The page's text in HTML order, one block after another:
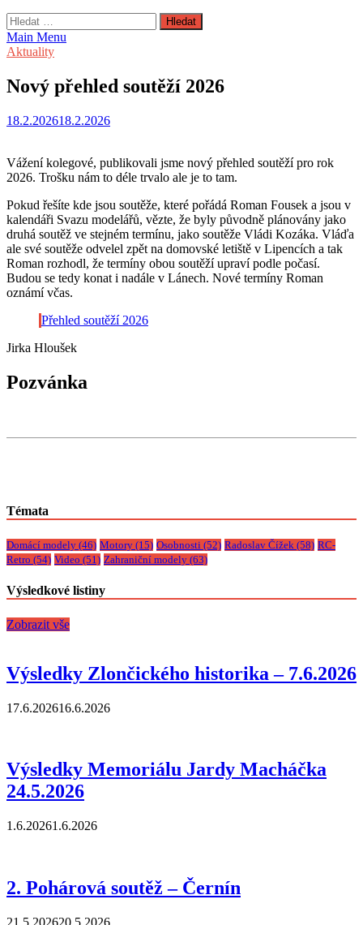
Vyhledávání
Main Menu
Aktuality
Nový přehled soutěží 2026
18.2.202618.2.2026
Vážení kolegové, publikovali jsme nový přehled soutěží pro rok
2026. Trošku nám to déle trvalo ale je to tam.
Pokud řešíte kde jsou soutěže, které pořádá Roman Fousek a jsou v
kalendáři Svazu modelářů, vězte, že byly původně plánovány jako
druhá soutěž ve stejném termínu, jako soutěže Vládi Kozáka. Vláďa
ale své soutěže odvelel zpět na domovské letiště v Lipencích a tak
Roman rozhodl, že termíny obou soutěží upraví podle počasí.
Budou se tedy konat i nadále v Lánech. Nové termíny Roman
oznámí včas.
Přehled soutěží 2026
Jirka Hloušek
Pozvánka
Témata
Domácí modely (46) Motory (15) Osobnosti (52) Radoslav Čížek (58) RC-
Retro (54) Video (51) Zahraniční modely (63)
Výsledkové listiny
Zobrazit vše
Výsledky Zlončického historika – 7.6.2026
17.6.202616.6.2026
Výsledky Memoriálu Jardy Macháčka
24.5.2026
1.6.20261.6.2026
2. Pohárová soutěž – Černín